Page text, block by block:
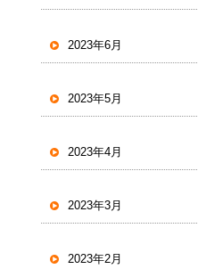
2023年6月
2023年5月
2023年4月
2023年3月
2023年2月